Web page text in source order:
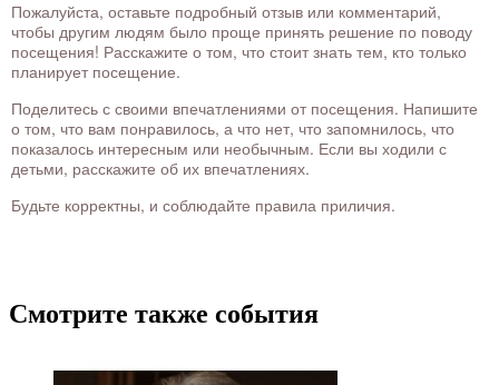
Пожалуйста, оставьте подробный отзыв или комментарий,
чтобы другим людям было проще принять решение по поводу
посещения! Расскажите о том, что стоит знать тем, кто только
планирует посещение.
Поделитесь с своими впечатлениями от посещения. Напишите
о том, что вам понравилось, а что нет, что запомнилось, что
показалось интересным или необычным. Если вы ходили с
детьми, расскажите об их впечатлениях.
Будьте корректны, и соблюдайте правила приличия.
Смотрите также события